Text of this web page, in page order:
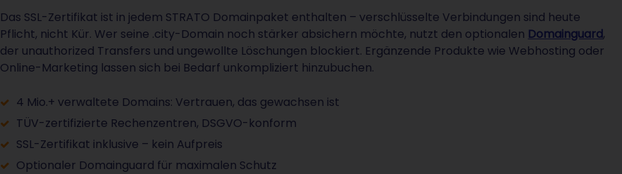
Das SSL-Zertifikat ist in jedem STRATO Domainpaket enthalten – verschlüsselte Verbindungen sind heute
Pflicht, nicht Kür. Wer seine .city-Domain noch stärker absichern möchte, nutzt den optionalen Domainguard,
der unauthorized Transfers und ungewollte Löschungen blockiert. Ergänzende Produkte wie Webhosting oder
Online-Marketing lassen sich bei Bedarf unkompliziert hinzubuchen.
4 Mio.+ verwaltete Domains: Vertrauen, das gewachsen ist
TÜV-zertifizierte Rechenzentren, DSGVO-konform
SSL-Zertifikat inklusive – kein Aufpreis
Optionaler Domainguard für maximalen Schutz